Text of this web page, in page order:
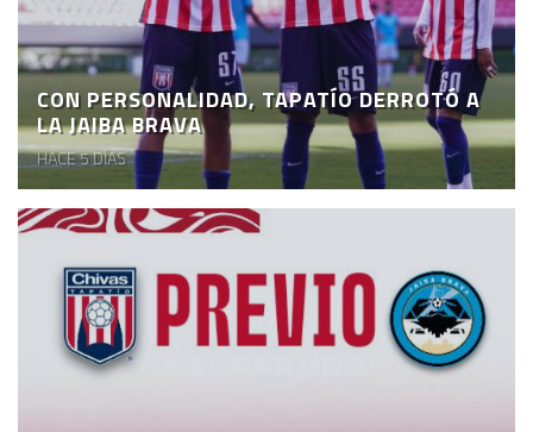
CON PERSONALIDAD, TAPATÍO DERROTÓ A
LA JAIBA BRAVA
HACE 5 DÍAS